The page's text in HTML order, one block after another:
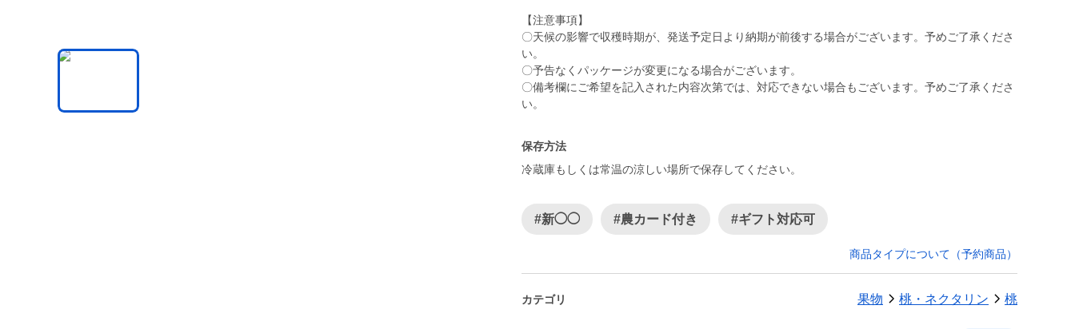
【注意事項】
〇天候の影響で収穫時期が、発送予定日より納期が前後する場合がございます。予めご了承くださ
い。
〇予告なくパッケージが変更になる場合がございます。
〇備考欄にご希望を記入された内容次第では、対応できない場合もございます。予めご了承くださ
い。
保存方法
冷蔵庫もしくは常温の涼しい場所で保存してください。
#新◯◯ #農カード付き #ギフト対応可
商品タイプについて（予約商品）
カテゴリ 果物 桃・ネクタリン 桃